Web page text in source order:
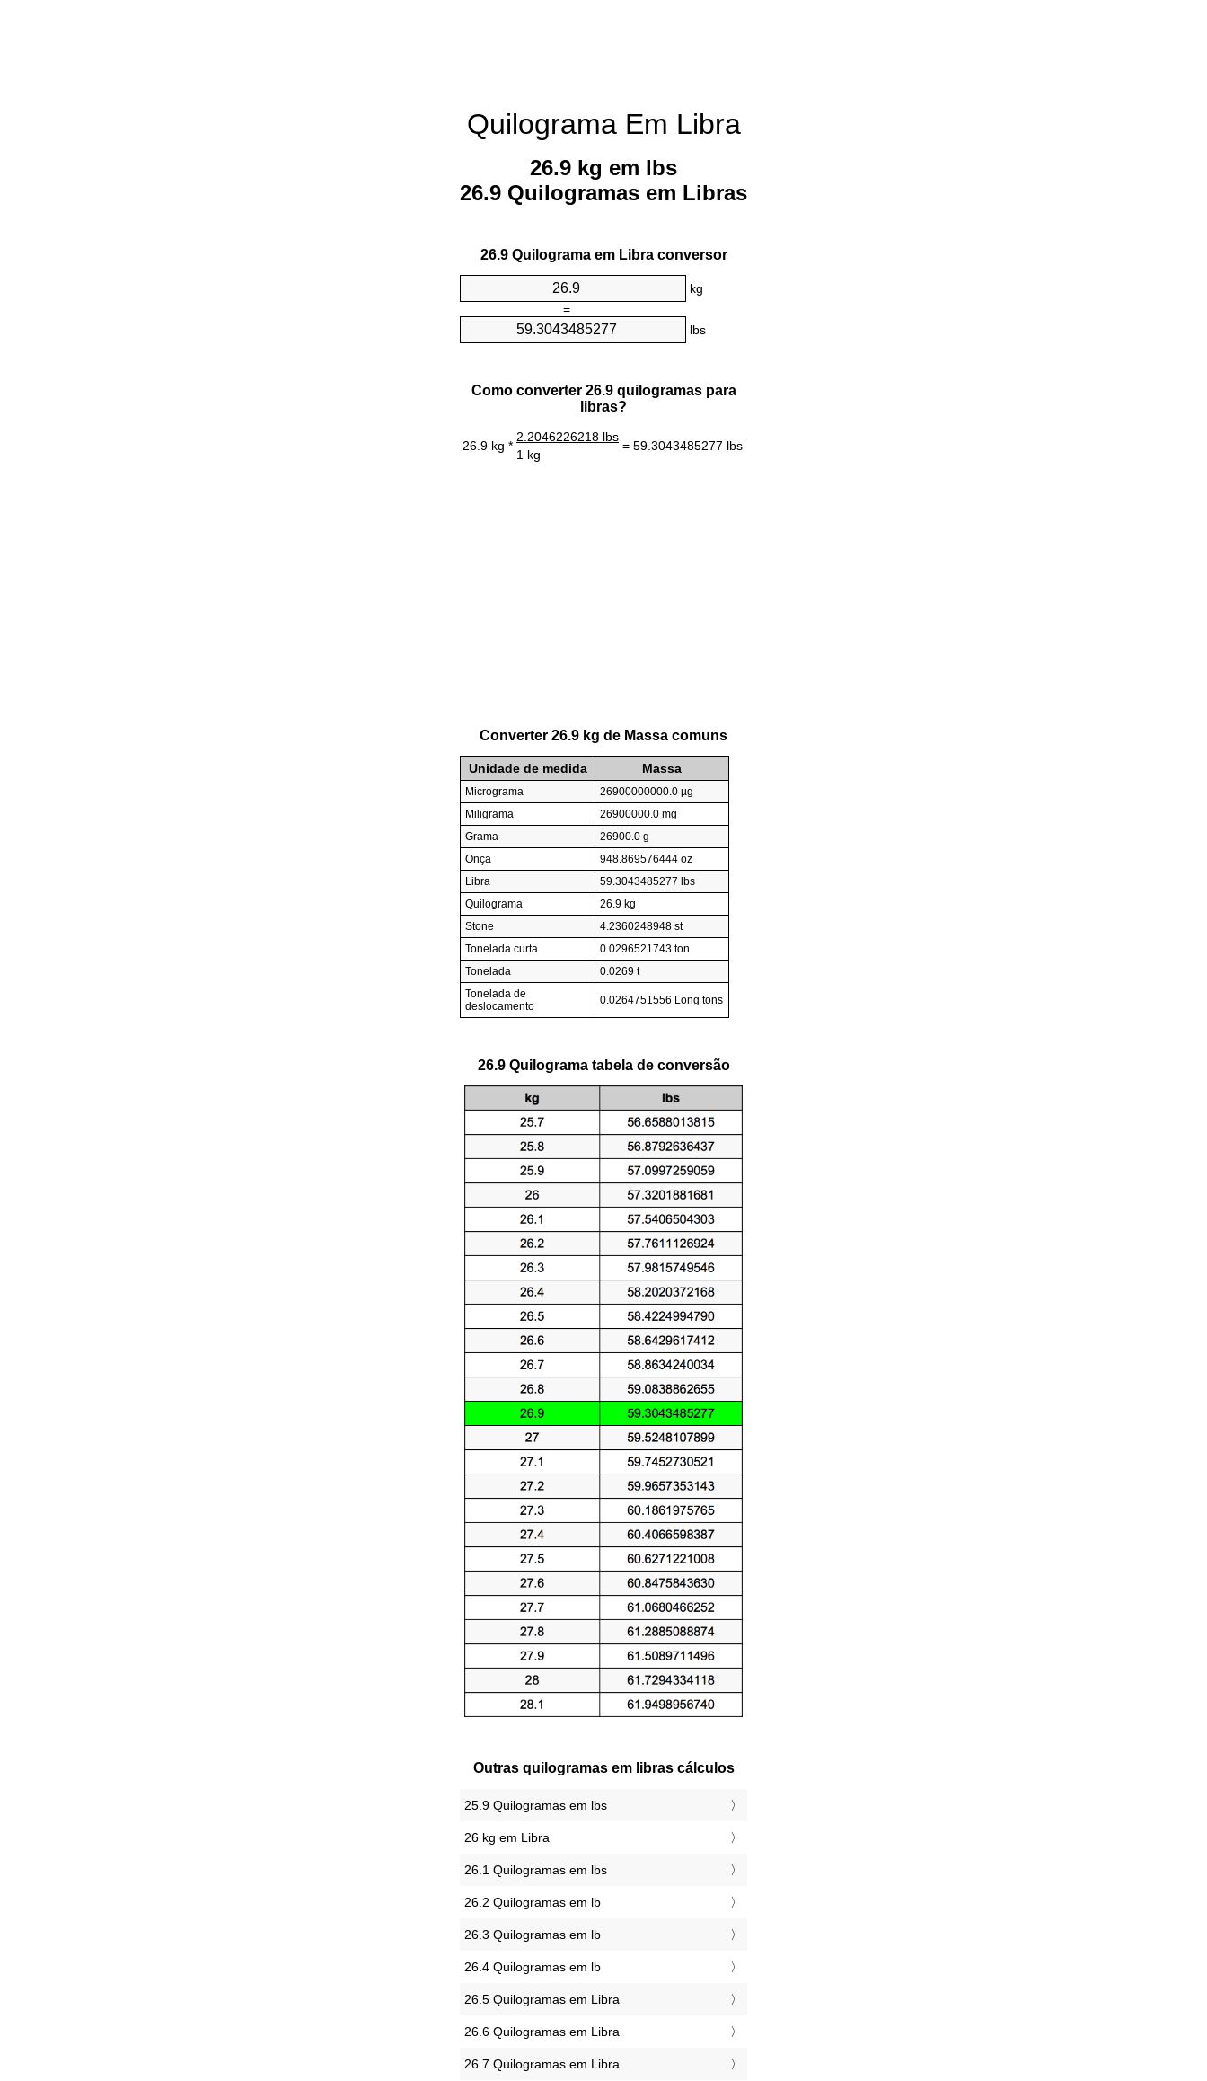
Quilograma Em Libra
26.9 kg em lbs
26.9 Quilogramas em Libras
26.9 Quilograma em Libra conversor
kg
=
lbs
Como converter 26.9 quilogramas para
libras?
26.9 kg *
2.2046226218 lbs
= 59.3043485277 lbs
1 kg
Converter 26.9 kg de Massa comuns
Unidade de medida Massa
Micrograma
26900000000.0 µg
Miligrama
26900000.0 mg
Grama
26900.0 g
Onça
948.869576444 oz
Libra
59.3043485277 lbs
Quilograma
26.9 kg
Stone
4.2360248948 st
Tonelada curta
0.0296521743 ton
Tonelada
0.0269 t
Tonelada de
deslocamento
0.0264751556 Long tons
26.9 Quilograma tabela de conversão
Outras quilogramas em libras cálculos
25.9 Quilogramas em lbs
26 kg em Libra
26.1 Quilogramas em lbs
26.2 Quilogramas em lb
26.3 Quilogramas em lb
26.4 Quilogramas em lb
26.5 Quilogramas em Libra
26.6 Quilogramas em Libra
26.7 Quilogramas em Libra